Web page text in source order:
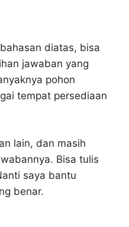
diatas, bisa
jawaban yang
pohon
tempat persediaan
lain, dan masih
Bisa tulis
saya bantu
benar.